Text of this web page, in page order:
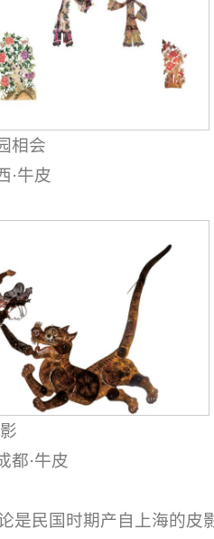
相会
·牛皮
都·牛皮
是民国时期产自上海的皮